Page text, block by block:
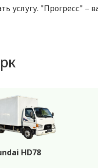
услугу. "Прогресс"
HD78